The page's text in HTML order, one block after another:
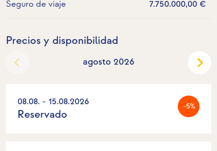
Seguro de viaje 7.750.000,00 €
Precios y disponibilidad
agosto 2026
08.08. - 15.08.2026 -5%
Reservado